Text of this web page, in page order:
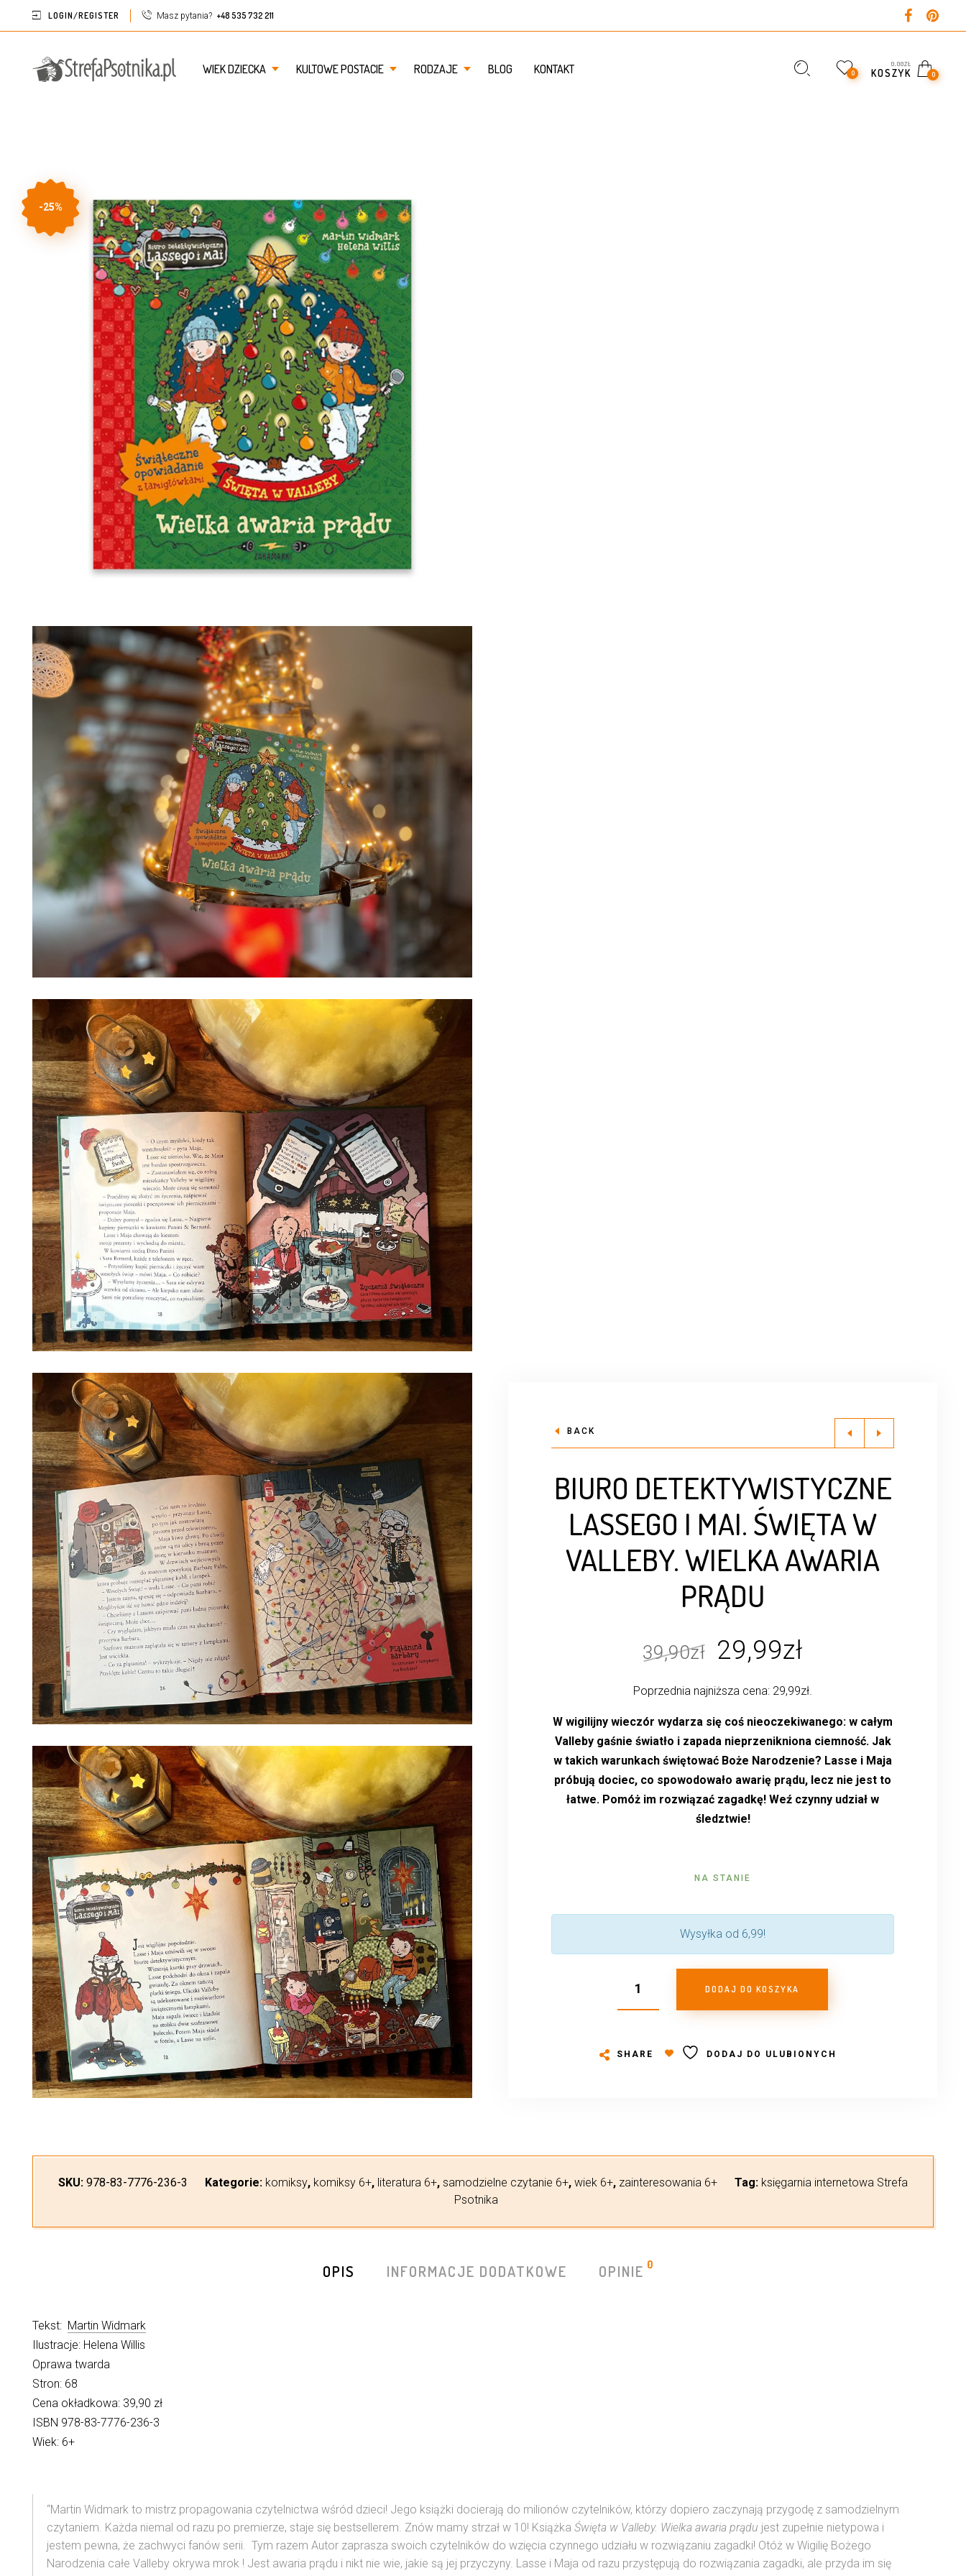
LOGIN/REGISTER Masz pytania? +48 535 732 211
WIEK DZIECKA KULTOWE POSTACIE RODZAJE BLOG KONTAKT 0
0,00ZŁ
KOSZYK 0
-25%
BACK
BIURO DETEKTYWISTYCZNE
LASSEGO I MAI. ŚWIĘTA W
VALLEBY. WIELKA AWARIA
PRĄDU
39,90zł Pierwotna
wynosiła:
39,90zł.
29,99zł
wynosi:
29,99zł.
Poprzednia najniższa cena: 29,99zł.
W wigilijny wieczór wydarza się coś nieoczekiwanego: w całym
Valleby gaśnie światło i zapada nieprzenikniona ciemność. Jak
w takich warunkach świętować Boże Narodzenie? Lasse i Maja
próbują dociec, co spowodowało awarię prądu, lecz nie jest to
łatwe. Pomóż im rozwiązać zagadkę! Weź czynny udział w
śledztwie!
NA STANIE
Wysyłka od 6,99!
DODAJ DO KOSZYKA
SHARE DODAJ DO ULUBIONYCH
SKU: 978-83-7776-236-3 Kategorie: komiksy, komiksy 6+, literatura 6+, samodzielne czytanie 6+, wiek 6+, zainteresowania 6+ Tag: księgarnia internetowa Strefa
Psotnika
OPIS INFORMACJE DODATKOWE OPINIE 0
Tekst: Martin Widmark
Ilustracje: Helena Willis
Oprawa twarda
Stron: 68
Cena okładkowa: 39,90 zł
ISBN 978-83-7776-236-3
Wiek: 6+
“Martin Widmark to mistrz propagowania czytelnictwa wśród dzieci! Jego książki docierają do milionów czytelników, którzy dopiero zaczynają przygodę z samodzielnym
czytaniem. Każda niemal od razu po premierze, staje się bestsellerem. Znów mamy strzał w 10! Książka Święta w Valleby. Wielka awaria prądu jest zupełnie nietypowa i
jestem pewna, że zachwyci fanów serii. Tym razem Autor zaprasza swoich czytelników do wzięcia czynnego udziału w rozwiązaniu zagadki! Otóż w Wigilię Bożego
Narodzenia całe Valleby okrywa mrok ! Jest awaria prądu i nikt nie wie, jakie są jej przyczyny. Lasse i Maja od razu przystępują do rozwiązania zagadki, ale przyda im się